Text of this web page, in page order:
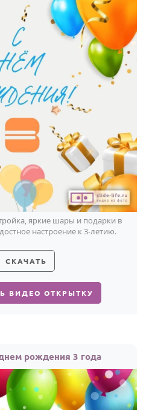
яркие шары и подарки в
настроение к 3-летию.
СКАЧАТЬ
ВИДЕО ОТКРЫТКУ
рождения 3 года